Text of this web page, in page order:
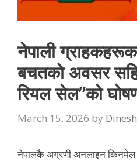
नेपाली
बचतको अवसर
रियल सेल”को
March 15, 2026 by Dinesh
नेपालकै अग्रणी अनलाइन किनमेल